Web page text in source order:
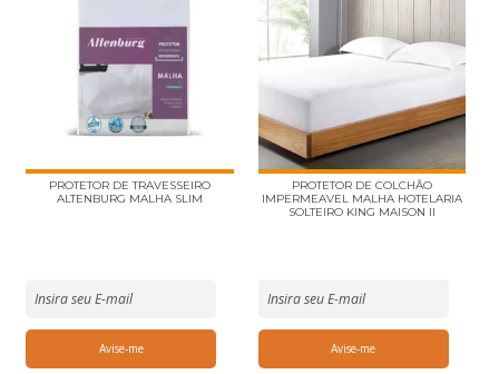
PROTETOR DE TRAVESSEIRO
ALTENBURG MALHA SLIM
PROTETOR DE COLCHÃO
IMPERMEAVEL MALHA HOTELARIA
SOLTEIRO KING MAISON II